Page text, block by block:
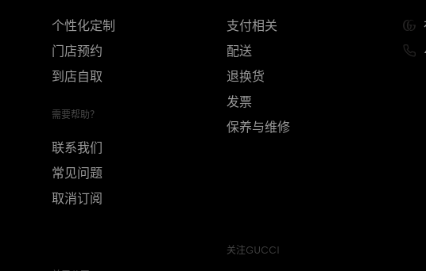
支付相关
配送
退换货
发票
保养与维修
关注GUCCI
个性化定制
门店预约
到店自取
需要帮助？
联系我们
常见问题
取消订阅